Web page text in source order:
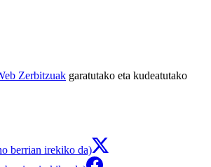
Zerbitzuak garatutako eta kudeatutako
berrian irekiko da)